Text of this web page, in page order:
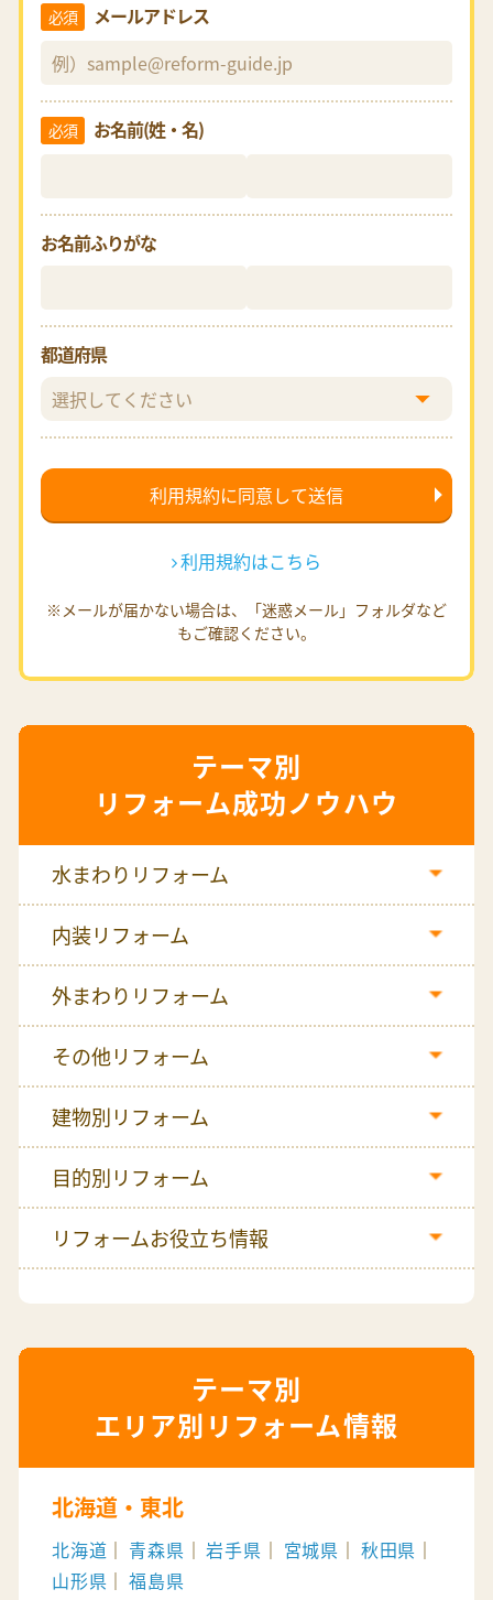
必須 メールアドレス
必須 お名前(姓・名)
お名前ふりがな
都道府県
利用規約はこちら
※メールが届かない場合は、「迷惑メール」フォルダなど
もご確認ください。
リフォーム成功ノウハウ
水まわりリフォーム
内装リフォーム
外まわりリフォーム
その他リフォーム
建物別リフォーム
目的別リフォーム
リフォームお役立ち情報
エリア別リフォーム情報
北海道・東北
北海道 青森県 岩手県 宮城県
秋田県
山形県
福島県